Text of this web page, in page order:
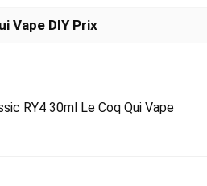
Vape DIY Prix
RY4 30ml Le Coq Qui Vape